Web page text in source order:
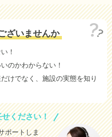
ざいませんか
！
のかわからない！
けでなく、施設の実態を知り
ください！
ポートしま